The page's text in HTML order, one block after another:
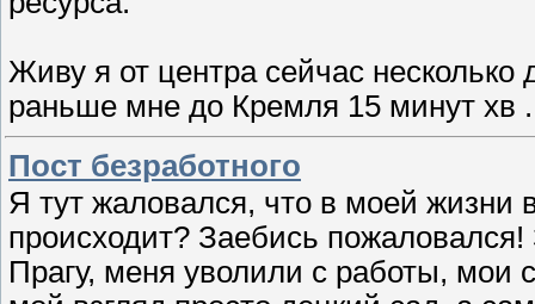
Живу я от центра сейчас несколько
раньше мне до Кремля 15 минут хв
Пост безработного
Я тут жаловался, что в моей жизни
происходит? Заебись
Прагу, меня уволили с работы, мои